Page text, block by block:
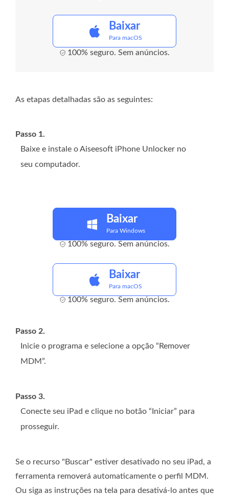
Baixar
Para macOS
100% seguro. Sem anúncios.
As etapas detalhadas são as seguintes:
Passo 1.
Baixe e instale o Aiseesoft iPhone Unlocker no
seu computador.
Baixar
Para Windows
100% seguro. Sem anúncios.
Baixar
Para macOS
100% seguro. Sem anúncios.
Passo 2.
Inicie o programa e selecione a opção “Remover
MDM”.
Passo 3.
Conecte seu iPad e clique no botão “Iniciar” para
prosseguir.
Se o recurso "Buscar" estiver desativado no seu iPad, a
ferramenta removerá automaticamente o perfil MDM.
Ou siga as instruções na tela para desativá-lo antes que